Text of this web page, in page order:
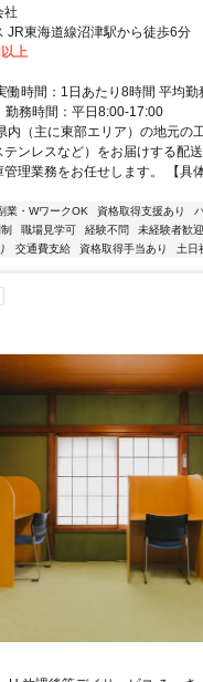
社
JR東海道線沼津駅から徒歩6分
上
働時間：1日あたり8時間 平均勤
勤務時間：平日8:00-17:00
内（主に東部エリア）の地元の
ンレスなど）をお届けする配
管理業務をお任せします。 【具
業・WワークOK 資格取得支援あり
職場見学可 経験不問 未経験者歓迎
交通費支給 資格取得手当あり 土日